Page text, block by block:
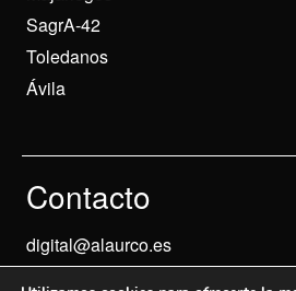
SagrA-42
Toledanos
Ávila
Contacto
digital@alaurco.es